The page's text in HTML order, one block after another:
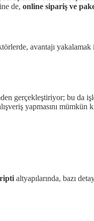
de, online sipariş ve
avantajı
gerçekleştiriyor; bu da
yapmasını mümkün
altyapılarında, bazı